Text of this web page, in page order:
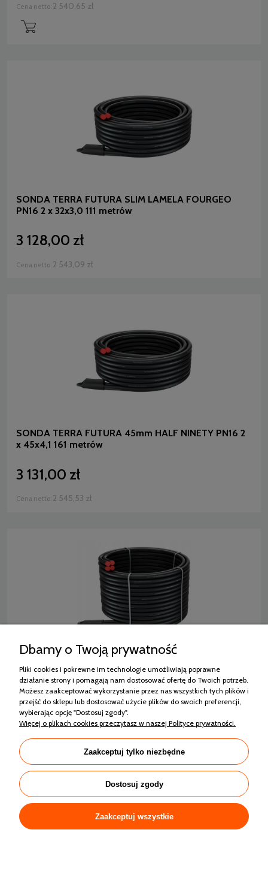
Cena netto: 2 540,65 zł
SONDA TERRA FUTURA SLIM LAMELA FOURGEO
PN16 2 x 32x3,0 111 metrów
3 128,00 zł
Cena netto: 2 543,09 zł
SONDA TERRA FUTURA 45mm HALF NINETY PN16 2
x 45x4,1 161 metrów
3 131,00 zł
Cena netto: 2 545,53 zł
Sonda Terra FUTURA FOURGEO PN12,5 4 X 40x3,0
101 metrów
3 140,00 zł
Dbamy o Twoją prywatność
Pliki cookies i pokrewne im technologie umożliwiają poprawne
działanie strony i pomagają nam dostosować ofertę do Twoich potrzeb.
Możesz zaakceptować wykorzystanie przez nas wszystkich tych plików i
przejść do sklepu lub dostosować użycie plików do swoich preferencji,
wybierając opcję "Dostosuj zgody".
Więcej o plikach cookies przeczytasz w naszej Polityce prywatności.
Zaakceptuj tylko niezbędne
Dostosuj zgody
Zaakceptuj wszystkie